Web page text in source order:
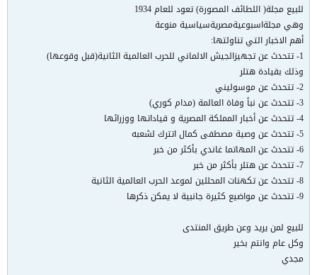
للبيع مجلة( اللطائف المصورة) تعود للعام 1934
وهي مجلةاسبوعيةمصريةسياسية منوعة
أهم الاخبار التي تناولتها:
1- تتحدث عن تجهيزالجيش الالماني للحرب العالمية الثانية(قبل وقوعها)
وذلك بقيادة هتلر
2- تتحدث عن موسوليني
3- تتحدث عن نبأ وفاة العالمة (مدام كوري)
4- تتحدث عن أخبار المملكة المصرية و قياداتها ووزرائها
5- تتحدث عن وصية مصطفى كمال اتترك لشعبه
6- تتحدث عن المهاتما غاندي بأكثر من خبر
7- تتحدث عن هتلر بأكثر من خبر
8- تتحدث عن تكهنات المحللين لموعد الحرب العالمية الثانية
9- تتحدث عن مواضيع كثيرة جانبية لا يمكن ذكرها
للبيع لمن يريد وعن طريق المنتدى
وكل عام وانتم بخير
مجدي